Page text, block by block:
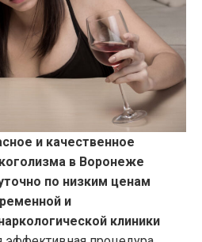
и качественное
в Воронеже
по низким ценам
и
клиники